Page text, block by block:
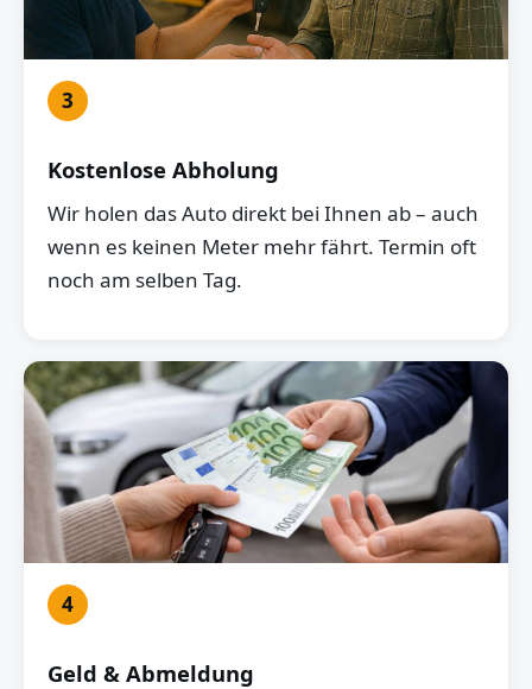
3
Kostenlose Abholung
Wir holen das Auto direkt bei Ihnen ab – auch
wenn es keinen Meter mehr fährt. Termin oft
noch am selben Tag.
4
Geld & Abmeldung